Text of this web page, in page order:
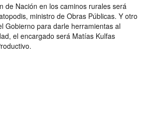
de Nación en los caminos rurales será
ministro de Obras Públicas. Y otro
Gobierno para darle herramientas al
el encargado será Matías Kulfas